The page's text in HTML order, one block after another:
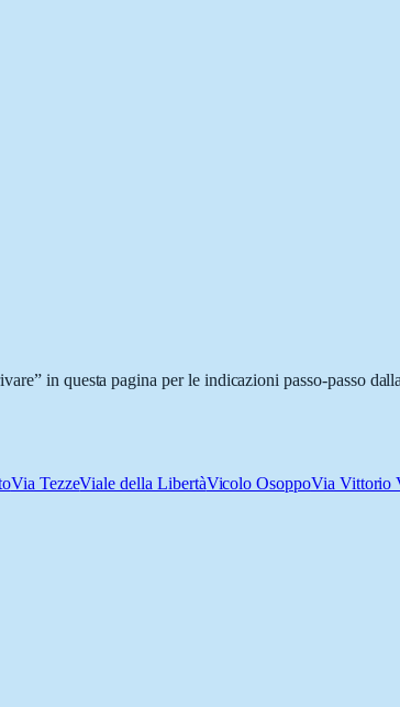
in questa pagina per le indicazioni passo-passo
Via TezzeViale della LibertàVicolo OsoppoVia Vittorio